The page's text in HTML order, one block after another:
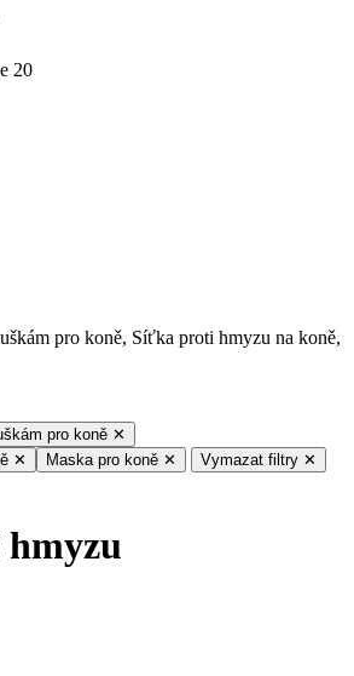
20
pro koně, Síťka proti hmyzu na koně,
pro koně ✕
✕ Maska pro koně ✕ Vymazat filtry ✕
hmyzu